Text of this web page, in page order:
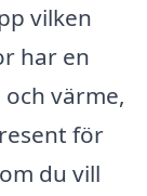
vilken
har en
värme,
för
du vill